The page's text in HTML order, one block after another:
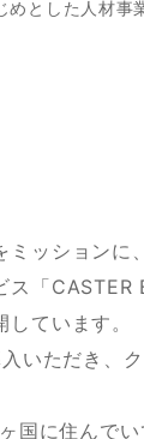
めとした人材事
ミッション
「CASTER
ています。
いただき、
国に住んで